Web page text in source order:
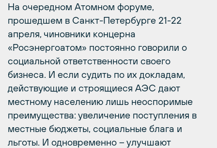
На очередном Атомном форуме,
прошедшем в Санкт-Петербурге 21-22
апреля, чиновники концерна
«Росэнергоатом» постоянно говорили о
социальной ответственности своего
бизнеса. И если судить по их докладам,
действующие и строящиеся АЭС дают
местному населению лишь неоспоримые
преимущества: увеличение поступления в
местные бюджеты, социальные блага и
льготы. И одновременно – улучшают